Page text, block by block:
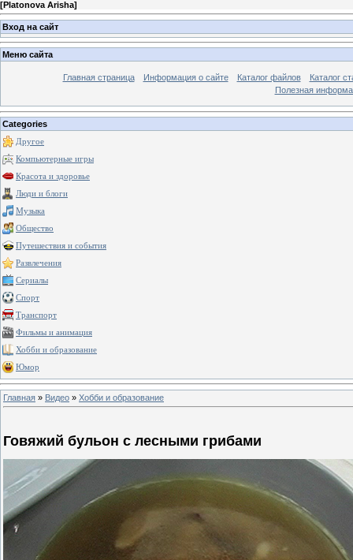
[Platonova Arisha]
Вход на сайт
Меню сайта
Главная страница Информация о сайте Каталог файлов
Каталог
Полезная
Categories
Другое
Компьютерные игры
Красота и здоровье
Люди и блоги
Музыка
Общество
Путешествия и события
Развлечения
Сериалы
Спорт
Транспорт
Фильмы и анимация
Хобби и образование
Юмор
Главная » Видео » Хобби и образование
Говяжий бульон с лесными грибами